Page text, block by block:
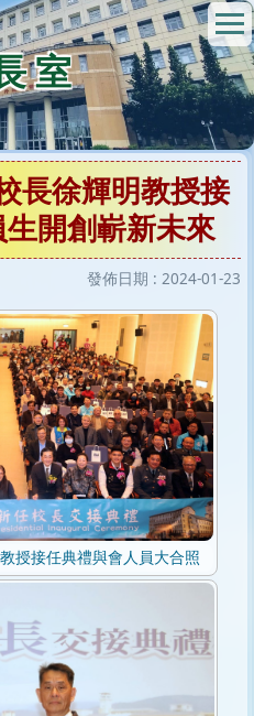
室
長徐輝明教授接
開創嶄新未來
發佈日期 : 2024-01-23
授接任典禮與會人員大合照